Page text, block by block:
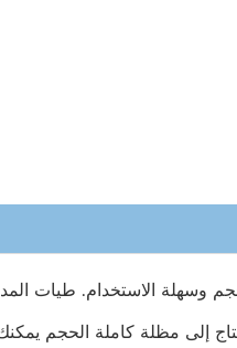
وسهلة الاستخدام. طيات
إلى مظلة كاملة الحجم